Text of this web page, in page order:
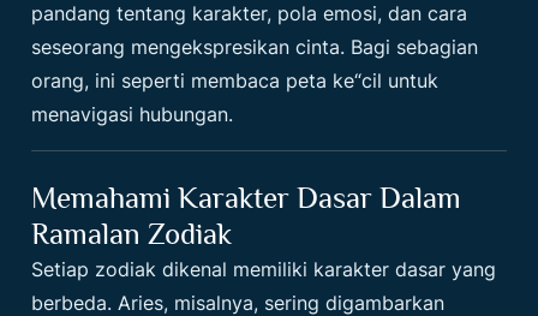
pandang tentang karakter, pola emosi, dan cara
seseorang mengekspresikan cinta. Bagi sebagian
orang, ini seperti membaca peta ke“cil untuk
menavigasi hubungan.
Memahami Karakter Dasar Dalam
Ramalan Zodiak
Setiap zodiak dikenal memiliki karakter dasar yang
berbeda. Aries, misalnya, sering digambarkan